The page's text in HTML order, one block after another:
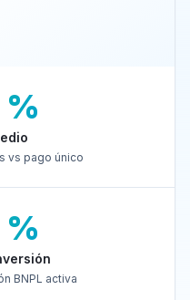
vs pago único
BNPL activa